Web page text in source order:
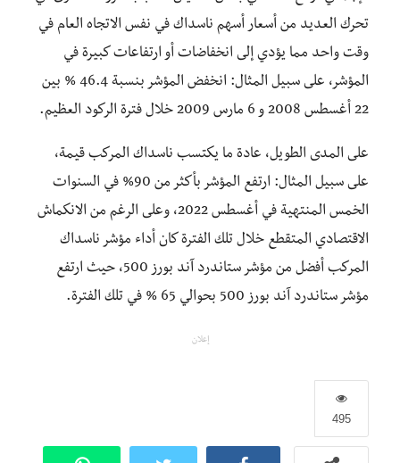
تحرك العديد من أسعار أسهم ناسداك في نفس الاتجاه العام في
وقت واحد مما يؤدي إلى انخفاضات أو ارتفاعات كبيرة في
المؤشر، على سبيل المثال: انخفض المؤشر بنسبة 46.4 % بين
22 أغسطس 2008 و 6 مارس 2009 خلال فترة الركود العظيم.
على المدى الطويل، عادة ما يكتسب ناسداك المركب قيمة،
على سبيل المثال: ارتفع المؤشر بأكثر من 90% في السنوات
الخمس المنتهية في أغسطس 2022، وعلى الرغم من الانكماش
الاقتصادي المتقطع خلال تلك الفترة كان أداء مؤشر ناسداك
المركب أفضل من مؤشر ستاندرد آند بورز 500، حيث ارتفع
مؤشر ستاندرد آند بورز 500 بحوالي 65 % في تلك الفترة.
إعلان
495